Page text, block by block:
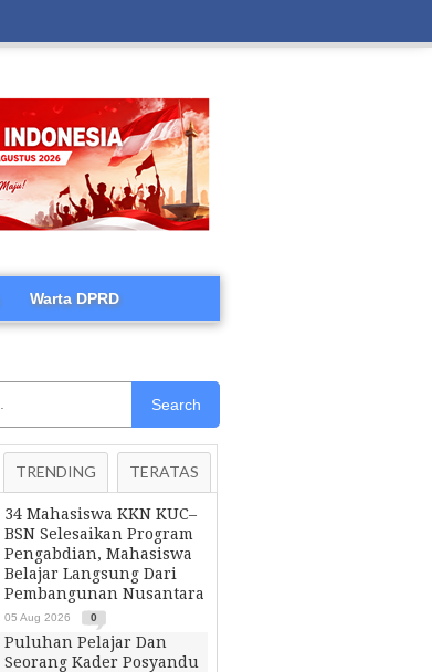
Warta DPRD
Search
TRENDING TERATAS
34 Mahasiswa KKN KUC–
BSN Selesaikan Program
Pengabdian, Mahasiswa
Belajar Langsung Dari
Pembangunan Nusantara
05 Aug 2026 0
Puluhan Pelajar Dan
Seorang Kader Posyandu